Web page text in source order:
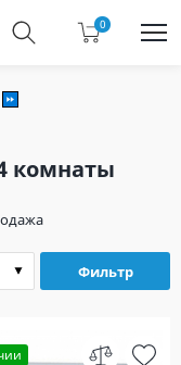
0
комнаты
Фильтр